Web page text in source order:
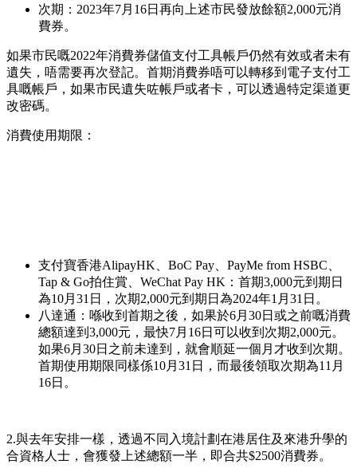
次期：2023年7月16日再向上述市民發放餘額2,000元消
費券。
如果市民嘅2022年消費券儲值支付工具帳戶仍然有效或者未有
遺失，唔需要再次登記。首期消費券唔可以轉移到電子支付工
具嘅帳戶，如果市民遺失咗帳戶或者卡，可以透過特定渠道更
改密碼。
消費使用期限：
支付寶香港AlipayHK、BoC Pay、PayMe from HSBC、
Tap & Go拍住賞、WeChat Pay HK：首期3,000元到期日
為10月31日，次期2,000元到期日為2024年1月31日。
八達通：喺收到首期之後，如果於6月30日或之前嘅消費
總額達到3,000元，最快7月16日可以收到次期2,000元。
如果6月30日之前未達到，就會順延一個月才收到次期。
首期使用期限同樣係10月31日，而最後領取次期為11月
16日。
2.與去年安排一樣，透過不同入境計劃在港居住及來港升學的
合資格人士，會獲發上述總額一半，即合共$2500消費券。